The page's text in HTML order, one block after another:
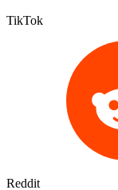
TikTok
Reddit